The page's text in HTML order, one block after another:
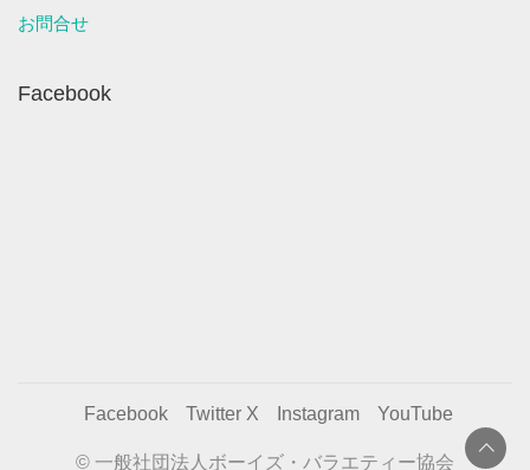
お問合せ
Facebook
Facebook Twitter X Instagram YouTube
© 一般社団法人ボーイズ・バラエティー協会